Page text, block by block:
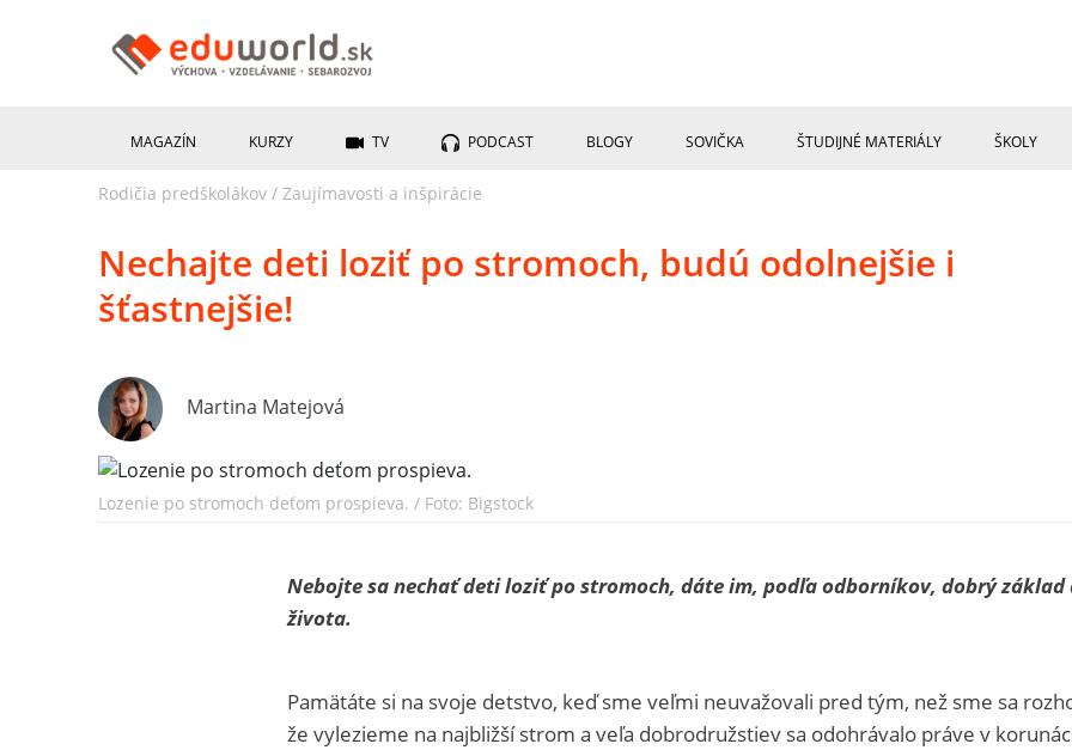
MAGAZÍN KURZY TV PODCAST BLOGY SOVIČKA ŠTUDIJNÉ MATERIÁLY ŠKOLY
Rodičia predškolákov / Zaujímavosti a inšpirácie
Nechajte deti loziť po stromoch, budú odolnejšie i
šťastnejšie!
Martina Matejová
Lozenie po stromoch deťom prospieva. / Foto: Bigstock
Nebojte sa nechať deti loziť po stromoch, dáte im, podľa odborníkov, dobrý základ
života.
Pamätáte si na svoje detstvo, keď sme veľmi neuvažovali pred tým, než sme sa
že vylezieme na najbližší strom a veľa dobrodružstiev sa odohrávalo práve v